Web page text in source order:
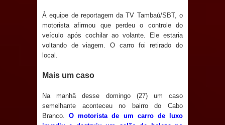
aborda de maneira inédita no mundo
jurídico brasileiro, temas polêmicos;
Prefeitura de Sapé promove
campanha Julho Neon com ações de
conscientização sobre saúde bucal
À equipe de reportagem da TV Tambaú/SBT, o
motorista afirmou que perdeu o controle do
veículo após cochilar ao volante. Ele estaria
voltando de viagem. O carro foi retirado do
local.
Mais um caso
Na manhã desse domingo (27) um caso
semelhante aconteceu no bairro do Cabo
Branco.O motorista de um carro de luxo